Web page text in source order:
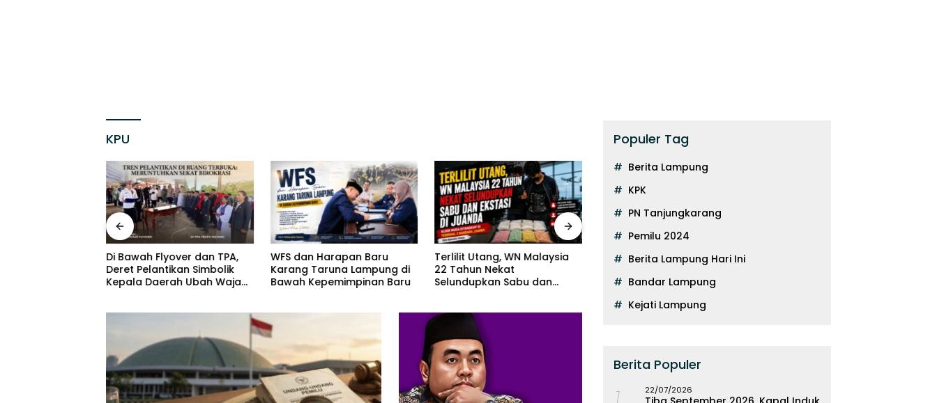
KPU
Di Bawah Flyover dan TPA,
Deret Pelantikan Simbolik
Kepala Daerah Ubah Wajah
WFS dan Harapan Baru
Karang Taruna Lampung di
Bawah Kepemimpinan Baru
Terlilit Utang, WN Malaysia
22 Tahun Nekat
Selundupkan Sabu dan
Pilot Malaysia Airlines Jadi
Kurir Narkoba, 70 Ribu Butir
Ekstasi Disita di Soetta
Populer Tag
Berita Lampung
KPK
PN Tanjungkarang
Pemilu 2024
Berita Lampung Hari Ini
Bandar Lampung
Kejati Lampung
Berita Populer
22/07/2026